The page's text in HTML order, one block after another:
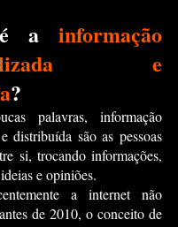
a informação
e
?
palavras,
informação
distribuída são as pessoas
si, trocando informações,
e opiniões.
de 2010, o conceito de